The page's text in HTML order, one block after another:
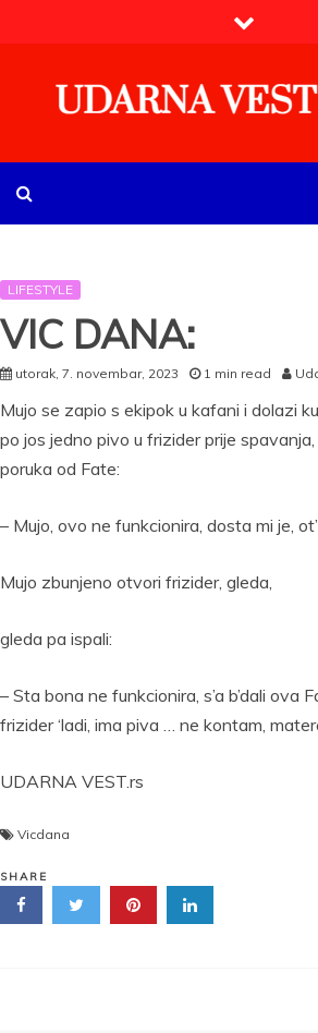
to
LIFESTYLE
VIC DANA:
utorak, 7. novembar, 2023 1 min read
Mujo se zapio s ekipok u kafani i dolazi
po jos jedno pivo u frizider prije
poruka od Fate:
– Mujo, ovo ne funkcionira, dosta mi je,
Mujo zbunjeno otvori frizider, gleda,
gleda pa ispali:
– Sta bona ne funkcionira, s’a b’dali ova
frizider ‘ladi, ima piva … ne kontam,
UDARNA VEST.rs
Vicdana
SHARE